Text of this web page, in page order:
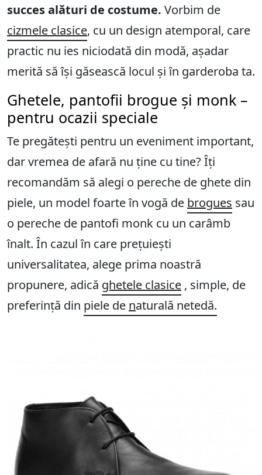
succes alături de costume. Vorbim de
cizmele clasice, cu un design atemporal, care
practic nu ies niciodată din modă, așadar
merită să își găsească locul și în garderoba ta.
Ghetele, pantofii brogue și monk –
pentru ocazii speciale
Te pregătești pentru un eveniment important,
dar vremea de afară nu ține cu tine? Îți
recomandăm să alegi o pereche de ghete din
piele, un model foarte în vogă de brogues sau
o pereche de pantofi monk cu un carâmb
înalt. În cazul în care prețuiești
universalitatea, alege prima noastră
propunere, adică ghetele clasice , simple, de
preferință din piele de naturală netedă.